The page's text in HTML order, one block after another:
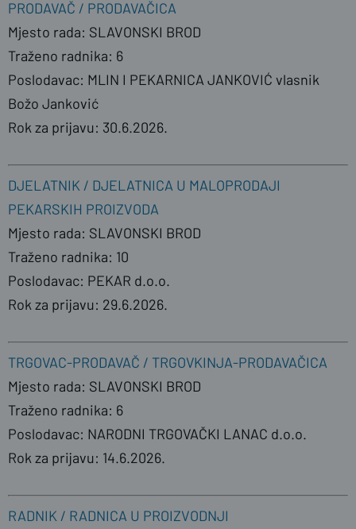
PRODAVAČ / PRODAVAČICA
Mjesto rada: SLAVONSKI BROD
Traženo radnika: 6
Poslodavac: MLIN I PEKARNICA JANKOVIĆ vlasnik
Božo Janković
Rok za prijavu: 30.6.2026.
DJELATNIK / DJELATNICA U MALOPRODAJI
PEKARSKIH PROIZVODA
Mjesto rada: SLAVONSKI BROD
Traženo radnika: 10
Poslodavac: PEKAR d.o.o.
Rok za prijavu: 29.6.2026.
TRGOVAC-PRODAVAČ / TRGOVKINJA-PRODAVAČICA
Mjesto rada: SLAVONSKI BROD
Traženo radnika: 6
Poslodavac: NARODNI TRGOVAČKI LANAC d.o.o.
Rok za prijavu: 14.6.2026.
RADNIK / RADNICA U PROIZVODNJI